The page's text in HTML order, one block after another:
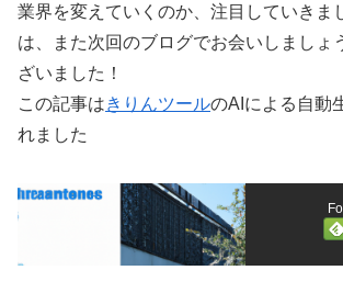
業界を変えていくのか、注目していきま
は、また次回のブログでお会いしましょ
ざいました！
この記事はきりんツールのAIによる自動
れました